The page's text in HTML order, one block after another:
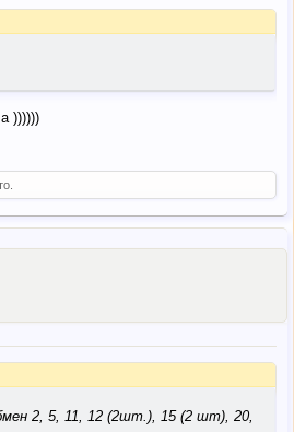
))))))
2, 5, 11, 12 (2шт.), 15 (2 шт), 20,